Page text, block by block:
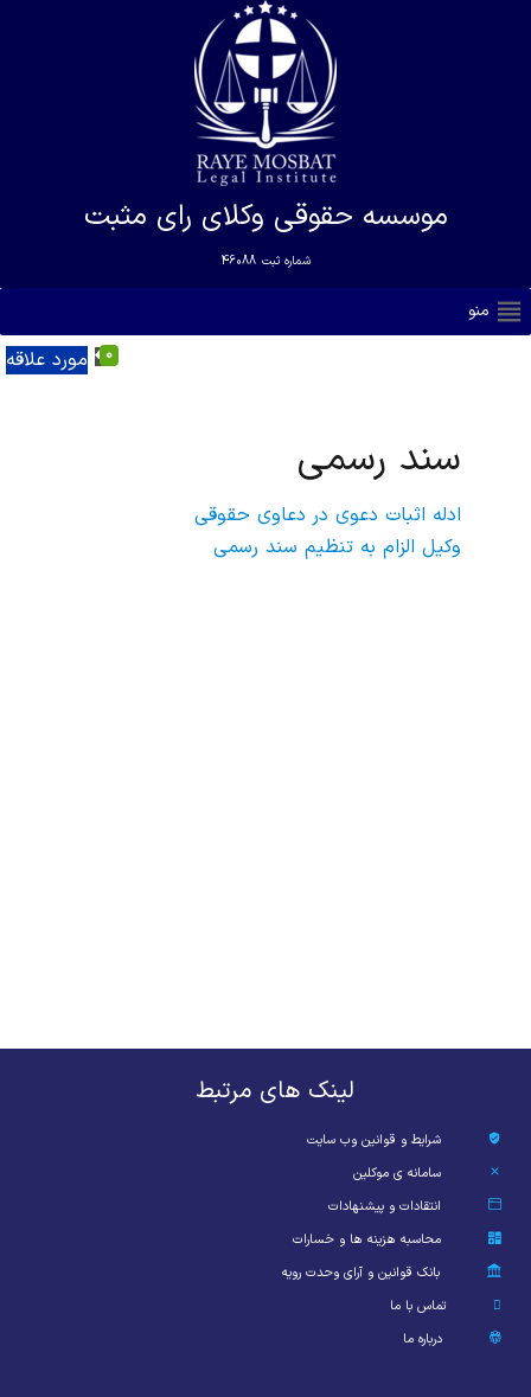
موسسه حقوقی وکلای رای مثبت
شماره ثبت 46088
منو
مورد علاقه 0
سند رسمی
ادله اثبات دعوی در دعاوی حقوقی
وکیل الزام به تنظیم سند رسمی
لینک های مرتبط
شرایط و قوانین وب سایت
سامانه ی موکلین
انتقادات و پیشنهادات
محاسبه هزینه ها و خسارات
بانک قوانین و آرای وحدت رویه
تماس با ما
درباره ما